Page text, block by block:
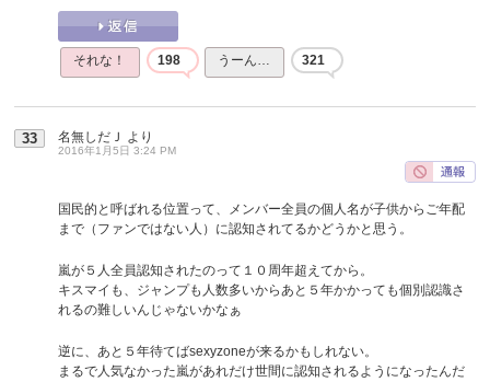
それな！ 198 うーん… 321
33 名無しだＪ より
2016年1月5日 3:24 PM
国民的と呼ばれる位置って、メンバー全員の個人名が子供からご年配
まで（ファンではない人）に認知されてるかどうかと思う。
嵐が５人全員認知されたのって１０周年超えてから。
キスマイも、ジャンプも人数多いからあと５年かかっても個別認識さ
れるの難しいんじゃないかなぁ
逆に、あと５年待てばsexyzoneが来るかもしれない。
まるで人気なかった嵐があれだけ世間に認知されるようになったんだ